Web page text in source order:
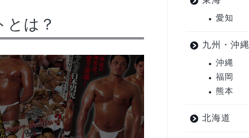
とは？ 愛知
九州・沖縄
沖縄
福岡
熊本
北海道